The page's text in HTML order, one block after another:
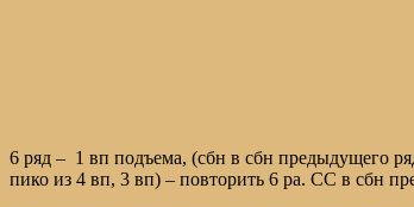
6 ряд – 1 вп подъема, (сбн в сбн предыдущего
пико из 4 вп, 3 вп) – повторить 6 ра. СС в сбн